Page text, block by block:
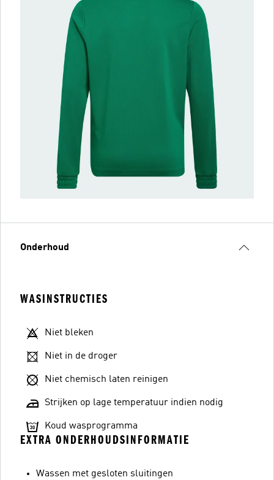
Onderhoud
WASINSTRUCTIES
Niet bleken
Niet in de droger
Niet chemisch laten reinigen
Strijken op lage temperatuur indien nodig
Koud wasprogramma
EXTRA ONDERHOUDSINFORMATIE
Wassen met gesloten sluitingen